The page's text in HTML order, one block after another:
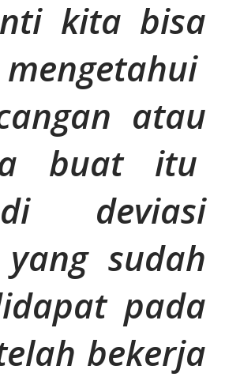
kita bisa
atau
buat itu
deviasi
sudah
pada
bekerja